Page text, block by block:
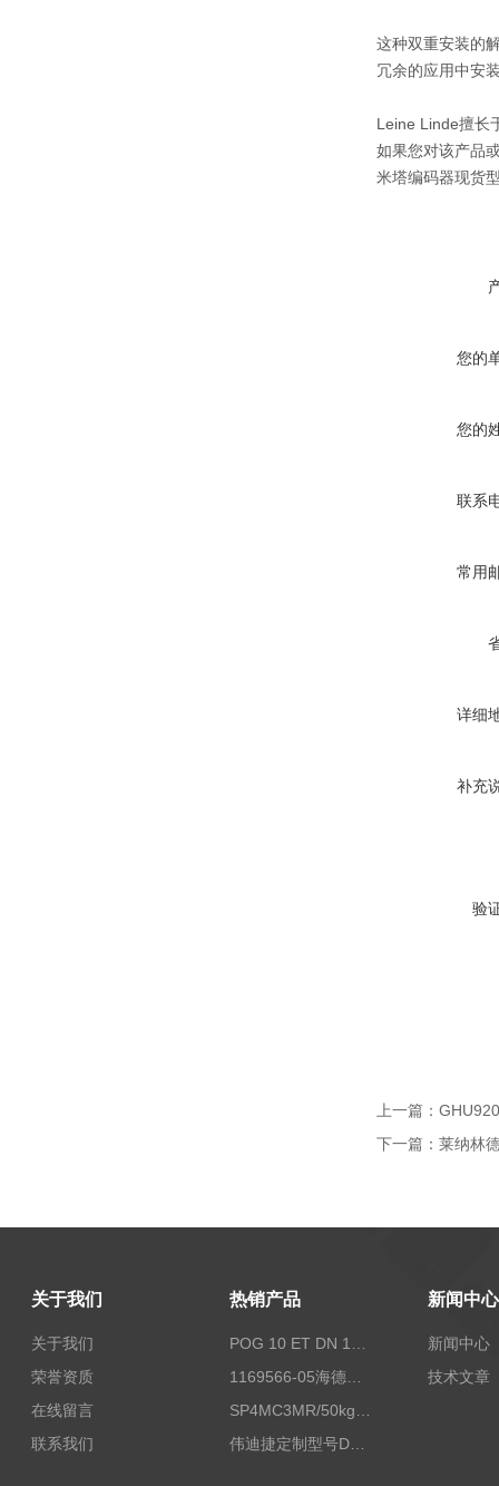
这种双重安装的
冗余的应用中安
Leine Linde擅长
如果您对该产品
米塔编码器现货
您的
您的
联系
常用
详细
补充
验
上一篇：
下一篇： 莱纳林
关于我们
关于我们
荣誉资质
在线留言
联系我们
热销产品
1169566-05海德汉西门子编码器现货
伟迪捷定制型号DHM506-5000-002
新闻中心
新闻中心
技术文章